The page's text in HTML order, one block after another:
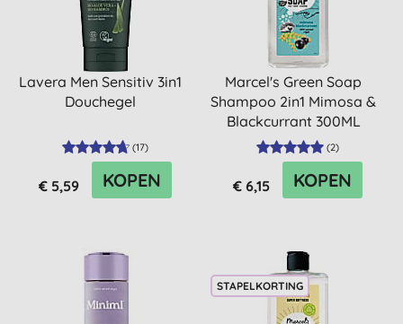
Lavera Men Sensitiv 3in1
Douchegel
(17)
€ 5,59 KOPEN
Marcel's Green Soap
Shampoo 2in1 Mimosa &
Blackcurrant 300ML
(2)
€ 6,15 KOPEN
STAPELKORTING